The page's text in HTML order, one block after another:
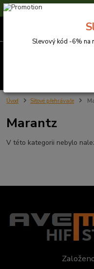
Sleva 6% na
Úvod Síťové přehrávače
Marantz
V této kategorii nebylo
Slevový kód -6% na